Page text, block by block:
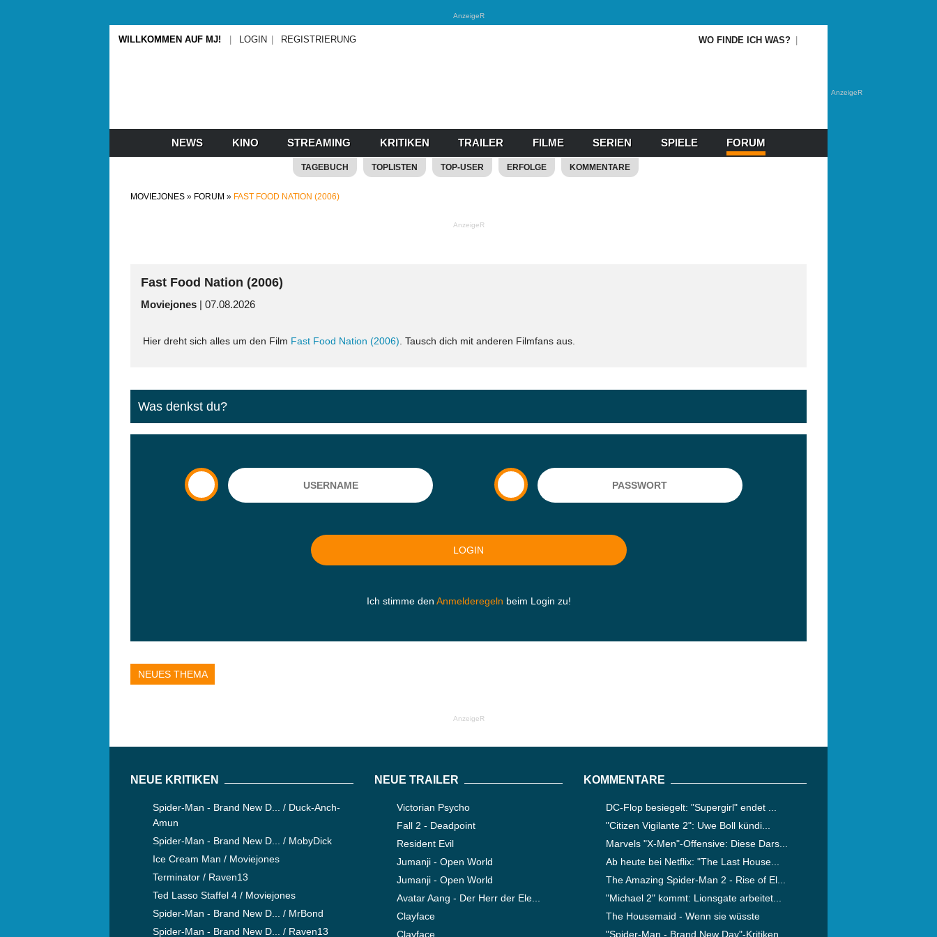
AnzeigeR
AnzeigeR
WILLKOMMEN AUF MJ! LOGIN REGISTRIERUNG WO FINDE ICH WAS?
NEWS KINO STREAMING KRITIKEN TRAILER FILME SERIEN SPIELE FORUM
TAGEBUCH TOPLISTEN TOP-USER ERFOLGE KOMMENTARE
MOVIEJONES FORUM FAST FOOD NATION (2006)
AnzeigeR
Fast Food Nation (2006)
Moviejones| 07.08.2026
Hier dreht sich alles um den Film Fast Food Nation (2006). Tausch dich mit anderen Filmfans aus.
Was denkst du?
Ich stimme den Anmelderegeln beim Login zu!
NEUES THEMA
AnzeigeR
NEUE KRITIKEN
Spider-Man - Brand New D... / Duck-Anch-
Amun
Spider-Man - Brand New D... / MobyDick
Ice Cream Man / Moviejones
Terminator / Raven13
Ted Lasso Staffel 4 / Moviejones
Spider-Man - Brand New D... / MrBond
Spider-Man - Brand New D... / Raven13
NEUE TRAILER
Victorian Psycho
Fall 2 - Deadpoint
Resident Evil
Jumanji - Open World
Jumanji - Open World
Avatar Aang - Der Herr der Ele...
Clayface
Clayface
KOMMENTARE
DC-Flop besiegelt: "Supergirl" endet ...
"Citizen Vigilante 2": Uwe Boll kündi...
Marvels "X-Men"-Offensive: Diese Dars...
Ab heute bei Netflix: "The Last House...
The Amazing Spider-Man 2 - Rise of El...
"Michael 2" kommt: Lionsgate arbeitet...
The Housemaid - Wenn sie wüsste
"Spider-Man - Brand New Day"-Kritiken...